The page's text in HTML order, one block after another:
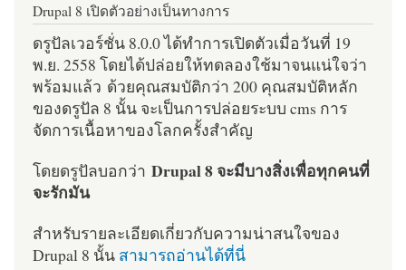
Drupal 8 เปิดตัวอย่างเป็นทางการ
ดรูปัลเวอร์ชั่น 8.0.0 ได้ทำการเปิดตัวเมื่อวันที่ 19
พ.ย. 2558 โดยได้ปล่อยให้ทดลองใช้มาจนแน่ใจว่า
พร้อมแล้ว ด้วยคุณสมบัติกว่า 200 คุณสมบัติหลัก
ของดรูปัล 8 นั้น จะเป็นการปล่อยระบบ cms การ
จัดการเนื้อหาของโลกครั้งสำคัญ
โดยดรูปัลบอกว่า Drupal 8 จะมีบางสิ่งเพื่อทุกคนที่
จะรักมัน
สำหรับรายละเอียดเกี่ยวกับความน่าสนใจของ
Drupal 8 นั้น สามารถอ่านได้ที่นี่